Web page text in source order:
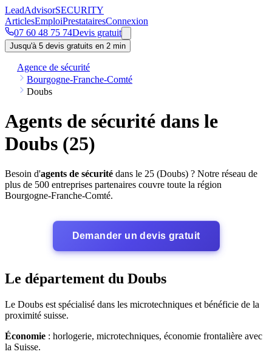
LeadAdvisorSECURITY
ArticlesEmploiPrestatairesConnexion
07 60 48 75 74Devis gratuit
Jusqu'à 5 devis gratuits en 2 min
Agence de sécurité
Bourgogne-Franche-Comté
Doubs
Agents de sécurité dans le
Doubs (25)
Besoin d'agents de sécurité dans le 25 (Doubs) ? Notre réseau de
plus de 500 entreprises partenaires couvre toute la région
Bourgogne-Franche-Comté.
Demander un devis gratuit
Le département du Doubs
Le Doubs est spécialisé dans les microtechniques et bénéficie de la
proximité suisse.
Économie : horlogerie, microtechniques, économie frontalière avec
la Suisse.